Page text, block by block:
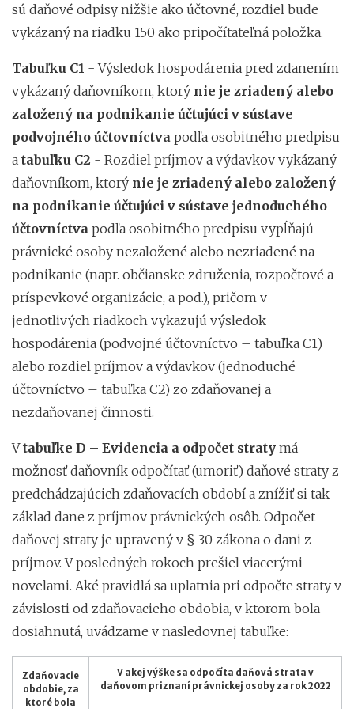
sú daňové odpisy nižšie ako účtovné, rozdiel bude
vykázaný na riadku 150 ako pripočítateľná položka.
Tabuľku C1 - Výsledok hospodárenia pred zdanením
vykázaný daňovníkom, ktorý nie je zriadený alebo
založený na podnikanie účtujúci v sústave
podvojného účtovníctva podľa osobitného predpisu
a tabuľku C2 - Rozdiel príjmov a výdavkov vykázaný
daňovníkom, ktorý nie je zriadený alebo založený
na podnikanie účtujúci v sústave jednoduchého
účtovníctva podľa osobitného predpisu vypĺňajú
právnické osoby nezaložené alebo nezriadené na
podnikanie (napr. občianske združenia, rozpočtové a
príspevkové organizácie, a pod.), pričom v
jednotlivých riadkoch vykazujú výsledok
hospodárenia (podvojné účtovníctvo – tabuľka C1)
alebo rozdiel príjmov a výdavkov (jednoduché
účtovníctvo – tabuľka C2) zo zdaňovanej a
nezdaňovanej činnosti.
Vtabuľke D – Evidencia a odpočet straty má
možnosť daňovník odpočítať (umoriť) daňové straty z
predchádzajúcich zdaňovacích období a znížiť si tak
základ dane z príjmov právnických osôb. Odpočet
daňovej straty je upravený v § 30 zákona o dani z
príjmov. V posledných rokoch prešiel viacerými
novelami. Aké pravidlá sa uplatnia pri odpočte straty v
závislosti od zdaňovacieho obdobia, v ktorom bola
dosiahnutá, uvádzame v nasledovnej tabuľke:
Zdaňovacie
obdobie, za
ktoré bola
V akej výške sa odpočíta daňová strata v
daňovom priznaní právnickej osoby za rok 2022